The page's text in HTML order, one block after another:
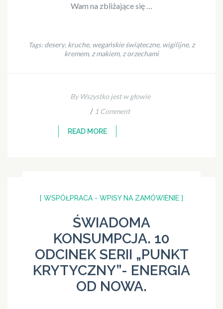
Wam na zbliżające się …
Tags:desery, kruche, wegańskie świąteczne, wigilijne, z
kremem, z makiem, z orzechami
By Wszystko jest w głowie
/ 1 Comment
READ MORE
[ WSPÓŁPRACA - WPISY NA ZAMÓWIENIE ]
ŚWIADOMA
KONSUMPCJA. 10
ODCINEK SERII „PUNKT
KRYTYCZNY”- ENERGIA
OD NOWA.